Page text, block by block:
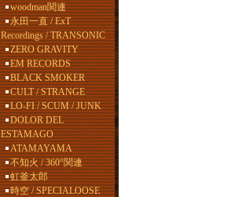
woodman関連
永田一直 / ExT
Recordings / TRANSONIC
ZERO GRAVITY
EM RECORDS
BLACK SMOKER
CULT / STRANGE
LO-FI / SCUM / JUNK
DOLOR DEL
ESTAMAGO
ATAMAYAMA
不知火 / 360°関連
虹釜太郎
時空 / SPECIALOOSE